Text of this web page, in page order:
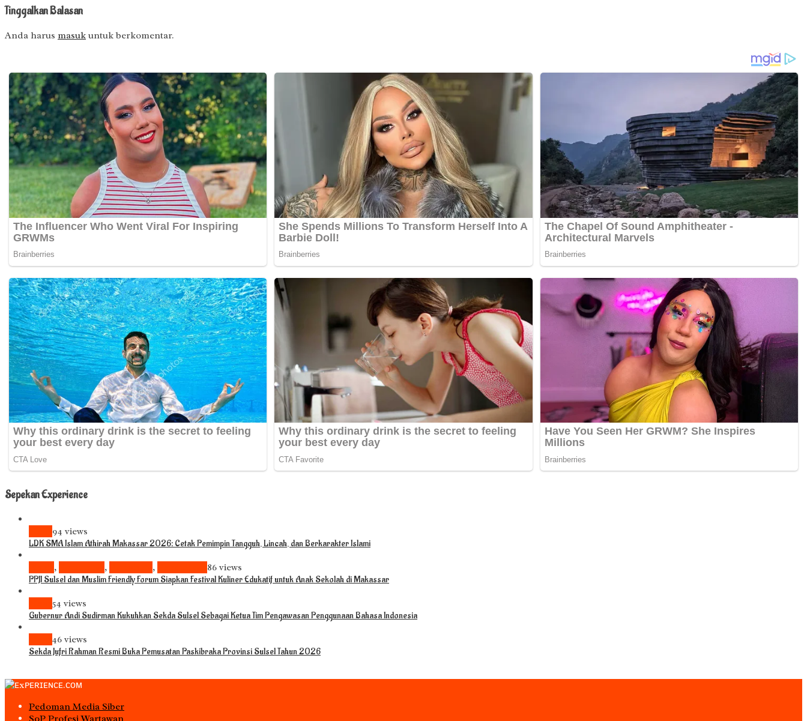
Tinggalkan Balasan
Anda harus masuk untuk berkomentar.
Sepekan Experience
94 views
LDK SMA Islam Athirah Makassar 2026: Cetak Pemimpin Tangguh, Lincah, dan Berkarakter Islami
, , , 86 views
PPJI Sulsel dan Muslim Friendly Forum Siapkan Festival Kuliner Edukatif untuk Anak Sekolah di Makassar
54 views
Gubernur Andi Sudirman Kukuhkan Sekda Sulsel Sebagai Ketua Tim Pengawasan Penggunaan Bahasa Indonesia
46 views
Sekda Jufri Rahman Resmi Buka Pemusatan Paskibraka Provinsi Sulsel Tahun 2026
Pedoman Media Siber
S0P Profesi Wartawan